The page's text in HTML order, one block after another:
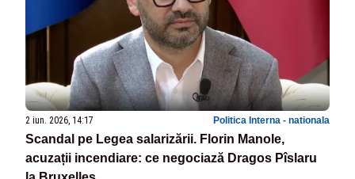
2 iun. 2026, 14:17 Politica Interna - nationala
Scandal pe Legea salarizării. Florin Manole,
acuzații incendiare: ce negociază Dragos Pîslaru